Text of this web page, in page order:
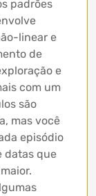
padrões
linear e
de
e
com um
são
mas você
episódio
datas que